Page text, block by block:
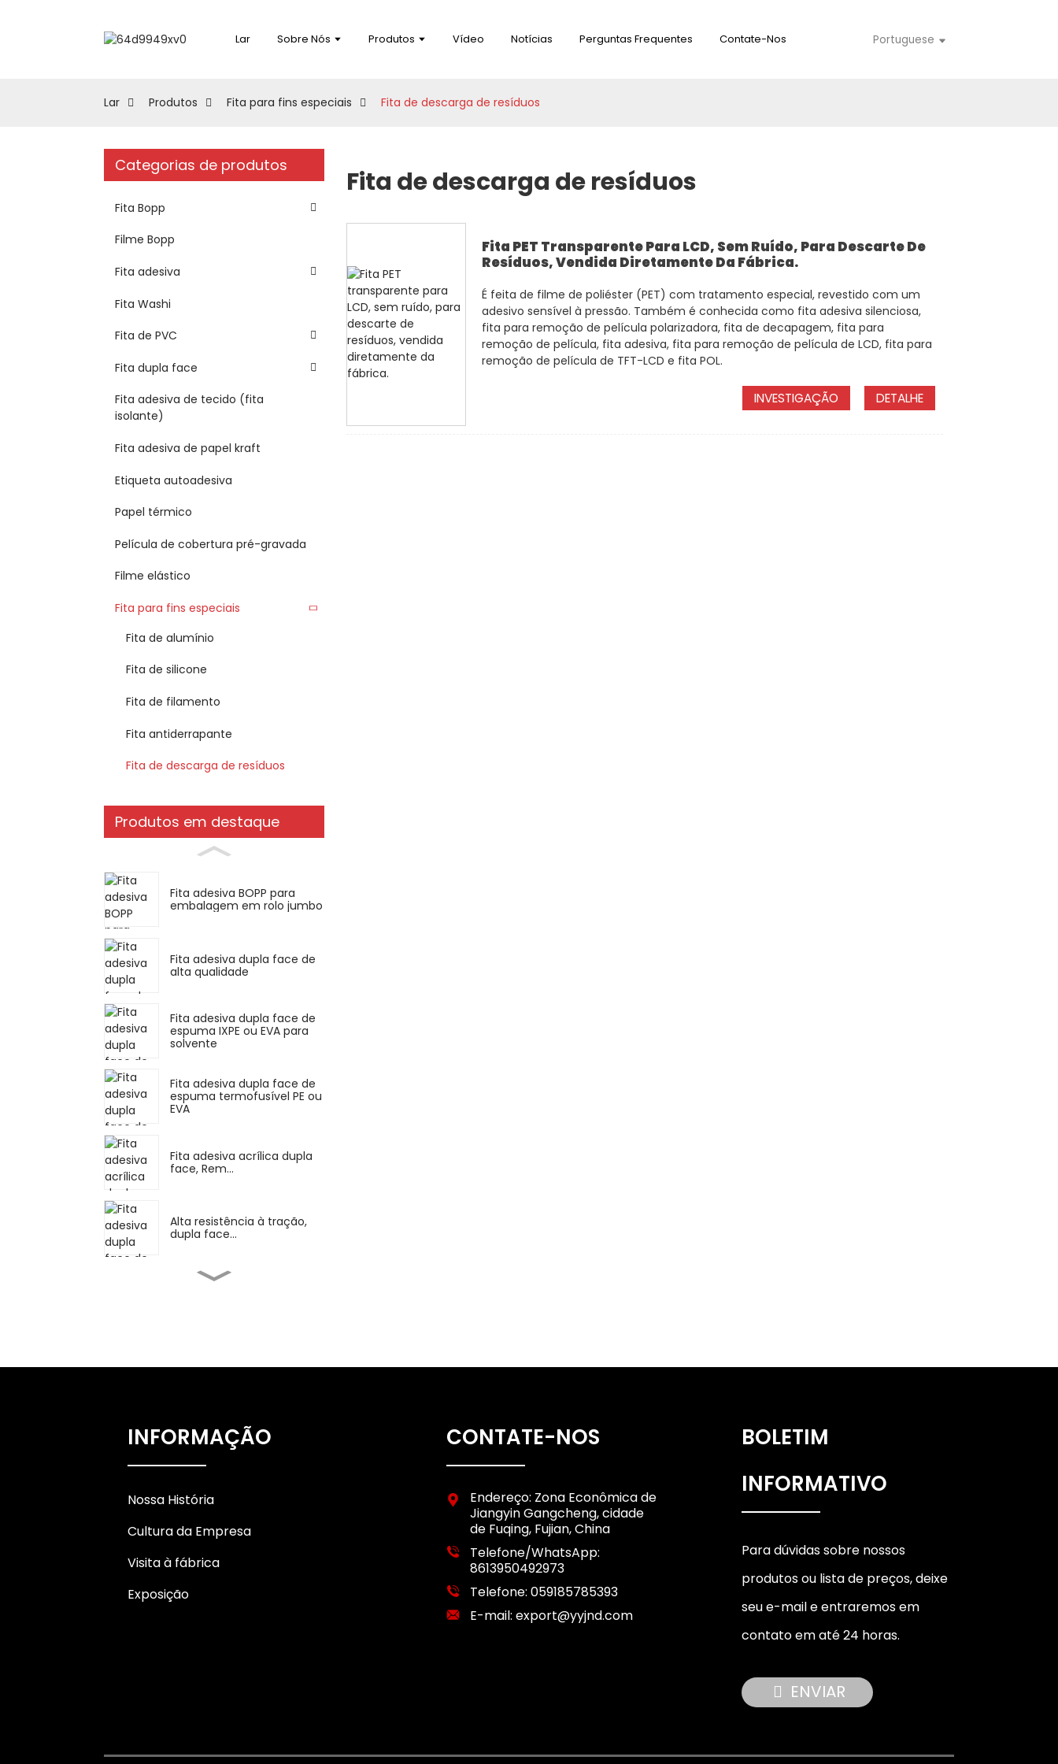
Lar Sobre Nós Produtos Vídeo Notícias Perguntas Frequentes Contate-Nos Portuguese
Lar Produtos Fita para fins especiais Fita de descarga de resíduos
Categorias de produtos
Fita Bopp
Filme Bopp
Fita adesiva
Fita Washi
Fita de PVC
Fita dupla face
Fita adesiva de tecido (fita
isolante)
Fita adesiva de papel kraft
Etiqueta autoadesiva
Papel térmico
Película de cobertura pré-gravada
Filme elástico
Fita para fins especiais
Fita de alumínio
Fita de silicone
Fita de filamento
Fita antiderrapante
Fita de descarga de resíduos
Produtos em destaque
Fita adesiva BOPP para
embalagem em rolo jumbo
Fita adesiva dupla face de
alta qualidade
Fita adesiva dupla face de
espuma IXPE ou EVA para
solvente
Fita adesiva dupla face de
espuma termofusível PE ou
EVA
Fita adesiva acrílica dupla
face, Rem...
Alta resistência à tração,
dupla face...
Adesivo de borracha de
geral A...
com etiquetas em arco-
íris...
personalizada e
multicolorida
Fita de descarga de resíduos
Fita PET Transparente Para LCD, Sem Ruído, Para Descarte De
Resíduos, Vendida Diretamente Da Fábrica.
É feita de filme de poliéster (PET) com tratamento especial, revestido com um
adesivo sensível à pressão. Também é conhecida como fita adesiva silenciosa,
fita para remoção de película polarizadora, fita de decapagem, fita para
remoção de película, fita adesiva, fita para remoção de película de LCD, fita para
remoção de película de TFT-LCD e fita POL.
INVESTIGAÇÃO DETALHE
INFORMAÇÃO
Nossa História
Cultura da Empresa
Visita à fábrica
Exposição
CONTATE-NOS
Endereço: Zona Econômica de
Jiangyin Gangcheng, cidade
de Fuqing, Fujian, China
Telefone/WhatsApp:
8613950492973
Telefone: 059185785393
E-mail: export@yyjnd.com
BOLETIM
INFORMATIVO
Para dúvidas sobre nossos
produtos ou lista de preços, deixe
seu e-mail e entraremos em
contato em até 24 horas.
ENVIAR